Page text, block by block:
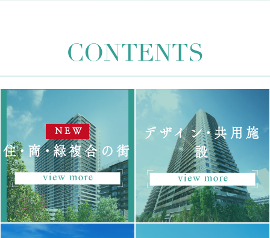
CONTENTS
住・商・緑複合の街
デザイン・共用施
設